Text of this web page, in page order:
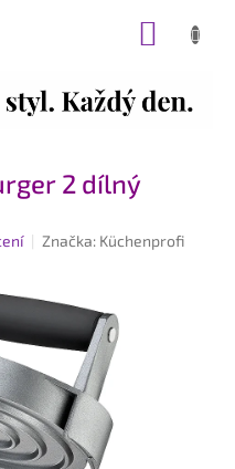
2 dílný
Značka: Küchenprofi